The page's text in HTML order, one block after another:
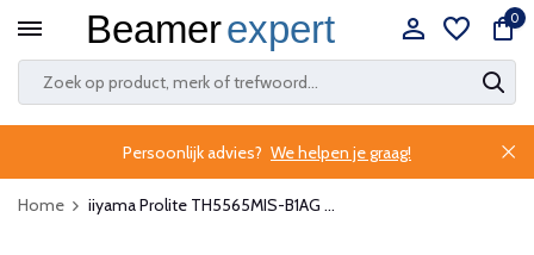
0
Persoonlijk advies? We helpen je graag!
Home iiyama Prolite TH5565MIS-B1AG ...